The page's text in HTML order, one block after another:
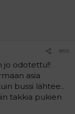
#99
jo odotettu!!
asia
bussi lähtee..
takkia pukien